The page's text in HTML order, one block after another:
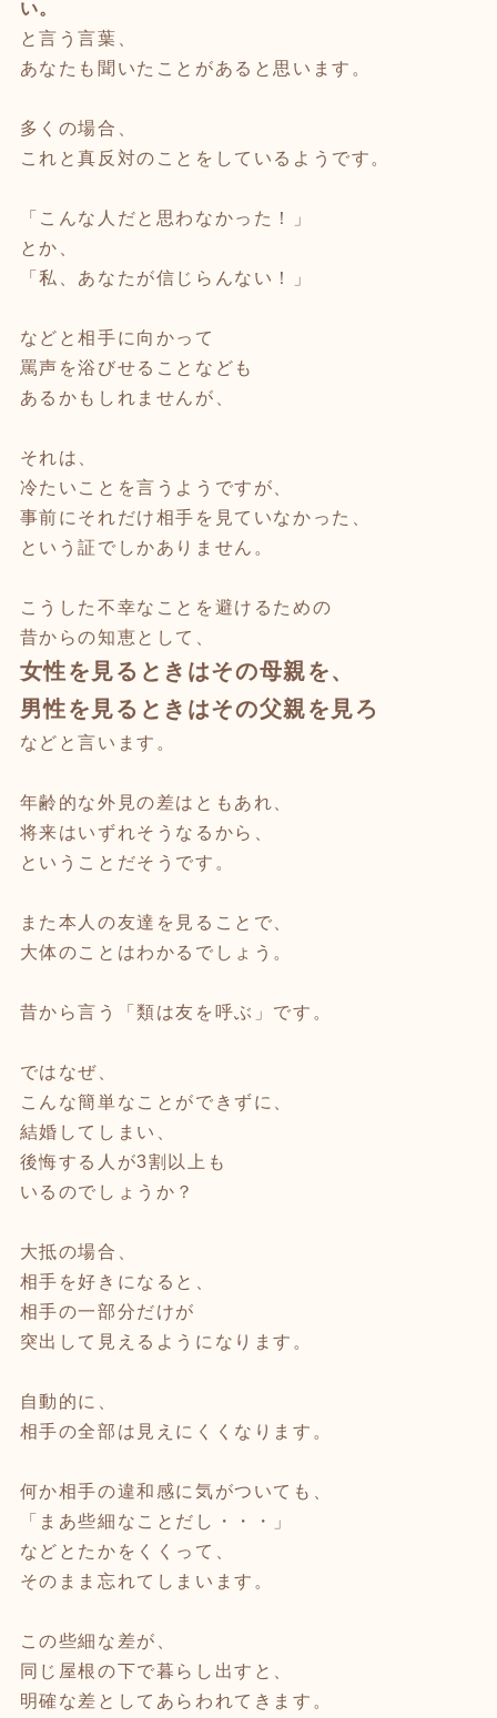
い。
と言う言葉、
あなたも聞いたことがあると思います。
多くの場合、
これと真反対のことをしているようです。
「こんな人だと思わなかった！」
とか、
「私、あなたが信じらんない！」
などと相手に向かって
罵声を浴びせることなども
あるかもしれませんが、
それは、
冷たいことを言うようですが、
事前にそれだけ相手を見ていなかった、
という証でしかありません。
こうした不幸なことを避けるための
昔からの知恵として、
女性を見るときはその母親を、
男性を見るときはその父親を見ろ
などと言います。
年齢的な外見の差はともあれ、
将来はいずれそうなるから、
ということだそうです。
また本人の友達を見ることで、
大体のことはわかるでしょう。
昔から言う「類は友を呼ぶ」です。
ではなぜ、
こんな簡単なことができずに、
結婚してしまい、
後悔する人が3割以上も
いるのでしょうか？
大抵の場合、
相手を好きになると、
相手の一部分だけが
突出して見えるようになります。
自動的に、
相手の全部は見えにくくなります。
何か相手の違和感に気がついても、
「まあ些細なことだし・・・」
などとたかをくくって、
そのまま忘れてしまいます。
この些細な差が、
同じ屋根の下で暮らし出すと、
明確な差としてあらわれてきます。